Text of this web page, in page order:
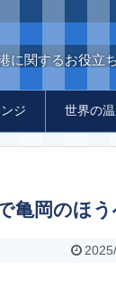
関するお役立ち
ジ 世界の温
亀岡のほ